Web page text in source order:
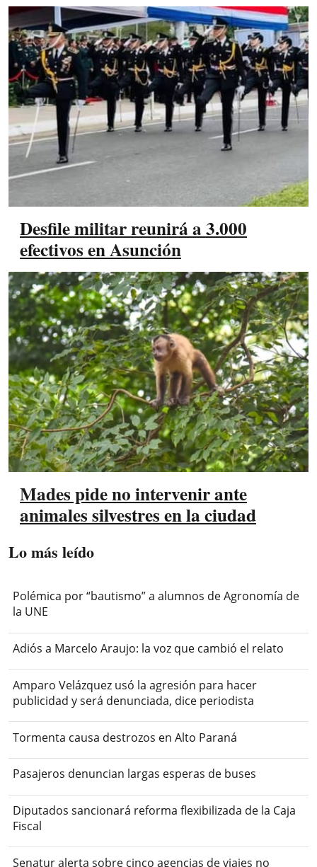
Desfile militar reunirá a 3.000
efectivos en Asunción
Mades pide no intervenir ante
animales silvestres en la ciudad
Lo más leído
Polémica por “bautismo” a alumnos de Agronomía de
la UNE
Adiós a Marcelo Araujo: la voz que cambió el relato
Amparo Velázquez usó la agresión para hacer
publicidad y será denunciada, dice periodista
Tormenta causa destrozos en Alto Paraná
Pasajeros denuncian largas esperas de buses
Diputados sancionará reforma flexibilizada de la Caja
Fiscal
Senatur alerta sobre cinco agencias de viajes no